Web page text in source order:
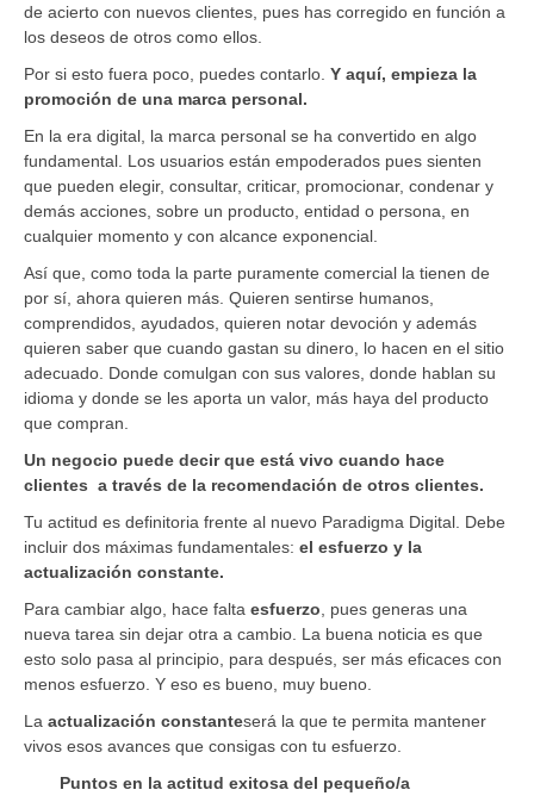
de acierto con nuevos clientes, pues has corregido en función a
los deseos de otros como ellos.
Por si esto fuera poco, puedes contarlo. Y aquí, empieza la
promoción de una marca personal.
En la era digital, la marca personal se ha convertido en algo
fundamental. Los usuarios están empoderados pues sienten
que pueden elegir, consultar, criticar, promocionar, condenar y
demás acciones, sobre un producto, entidad o persona, en
cualquier momento y con alcance exponencial.
Así que, como toda la parte puramente comercial la tienen de
por sí, ahora quieren más. Quieren sentirse humanos,
comprendidos, ayudados, quieren notar devoción y además
quieren saber que cuando gastan su dinero, lo hacen en el sitio
adecuado. Donde comulgan con sus valores, donde hablan su
idioma y donde se les aporta un valor, más haya del producto
que compran.
Un negocio puede decir que está vivo cuando hace
clientes a través de la recomendación de otros clientes.
Tu actitud es definitoria frente al nuevo Paradigma Digital. Debe
incluir dos máximas fundamentales: el esfuerzo y la
actualización constante.
Para cambiar algo, hace falta esfuerzo , pues generas una
nueva tarea sin dejar otra a cambio. La buena noticia es que
esto solo pasa al principio, para después, ser más eficaces con
menos esfuerzo. Y eso es bueno, muy bueno.
La actualización constanteserá la que te permita mantener
vivos esos avances que consigas con tu esfuerzo.
Puntos en la actitud exitosa del pequeño/a